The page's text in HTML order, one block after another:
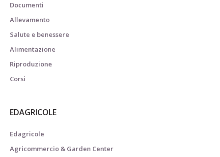
Documenti
Allevamento
Salute e benessere
Alimentazione
Riproduzione
Corsi
EDAGRICOLE
Edagricole
Agricommercio & Garden Center